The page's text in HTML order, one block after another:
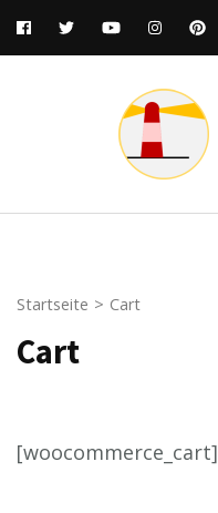
Zum
Startseite > Cart
Cart
[woocommerce_cart]